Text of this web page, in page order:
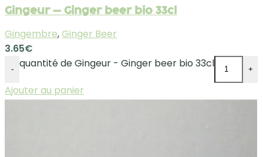
Gingeur – Ginger beer bio 33cl
Gingembre,Ginger Beer
3.65€
- quantité de Gingeur - Ginger beer bio 33cl +
Ajouter au panier